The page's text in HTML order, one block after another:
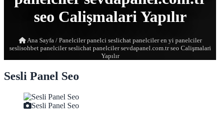
seo Calişmalari Yapılır
Ana Sayfa /Panelciler panelci seslichat panelciler en yi panelciler
seslisohbet panelciler seslichat panelciler sevdapanel.com.tr seo Calişmalari
Yapılır
Sesli Panel Seo
Sesli Panel Seo